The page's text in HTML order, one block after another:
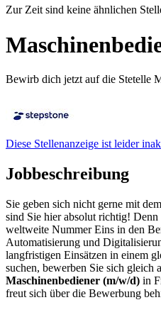
Zur Zeit sind keine ähnlichen
Bewirb dich jetzt auf die Stetelle
Diese Stellenanzeige ist leider
Jobbeschreibung
Sie geben sich nicht gerne mit
sind Sie hier absolut richtig! Denn
weltweite Nummer Eins in den
Automatisierung und
langfristigen Einsätzen in einem
suchen, bewerben Sie sich gleich
Maschinenbediener (m/w/d) in
freut sich über die Bewerbung